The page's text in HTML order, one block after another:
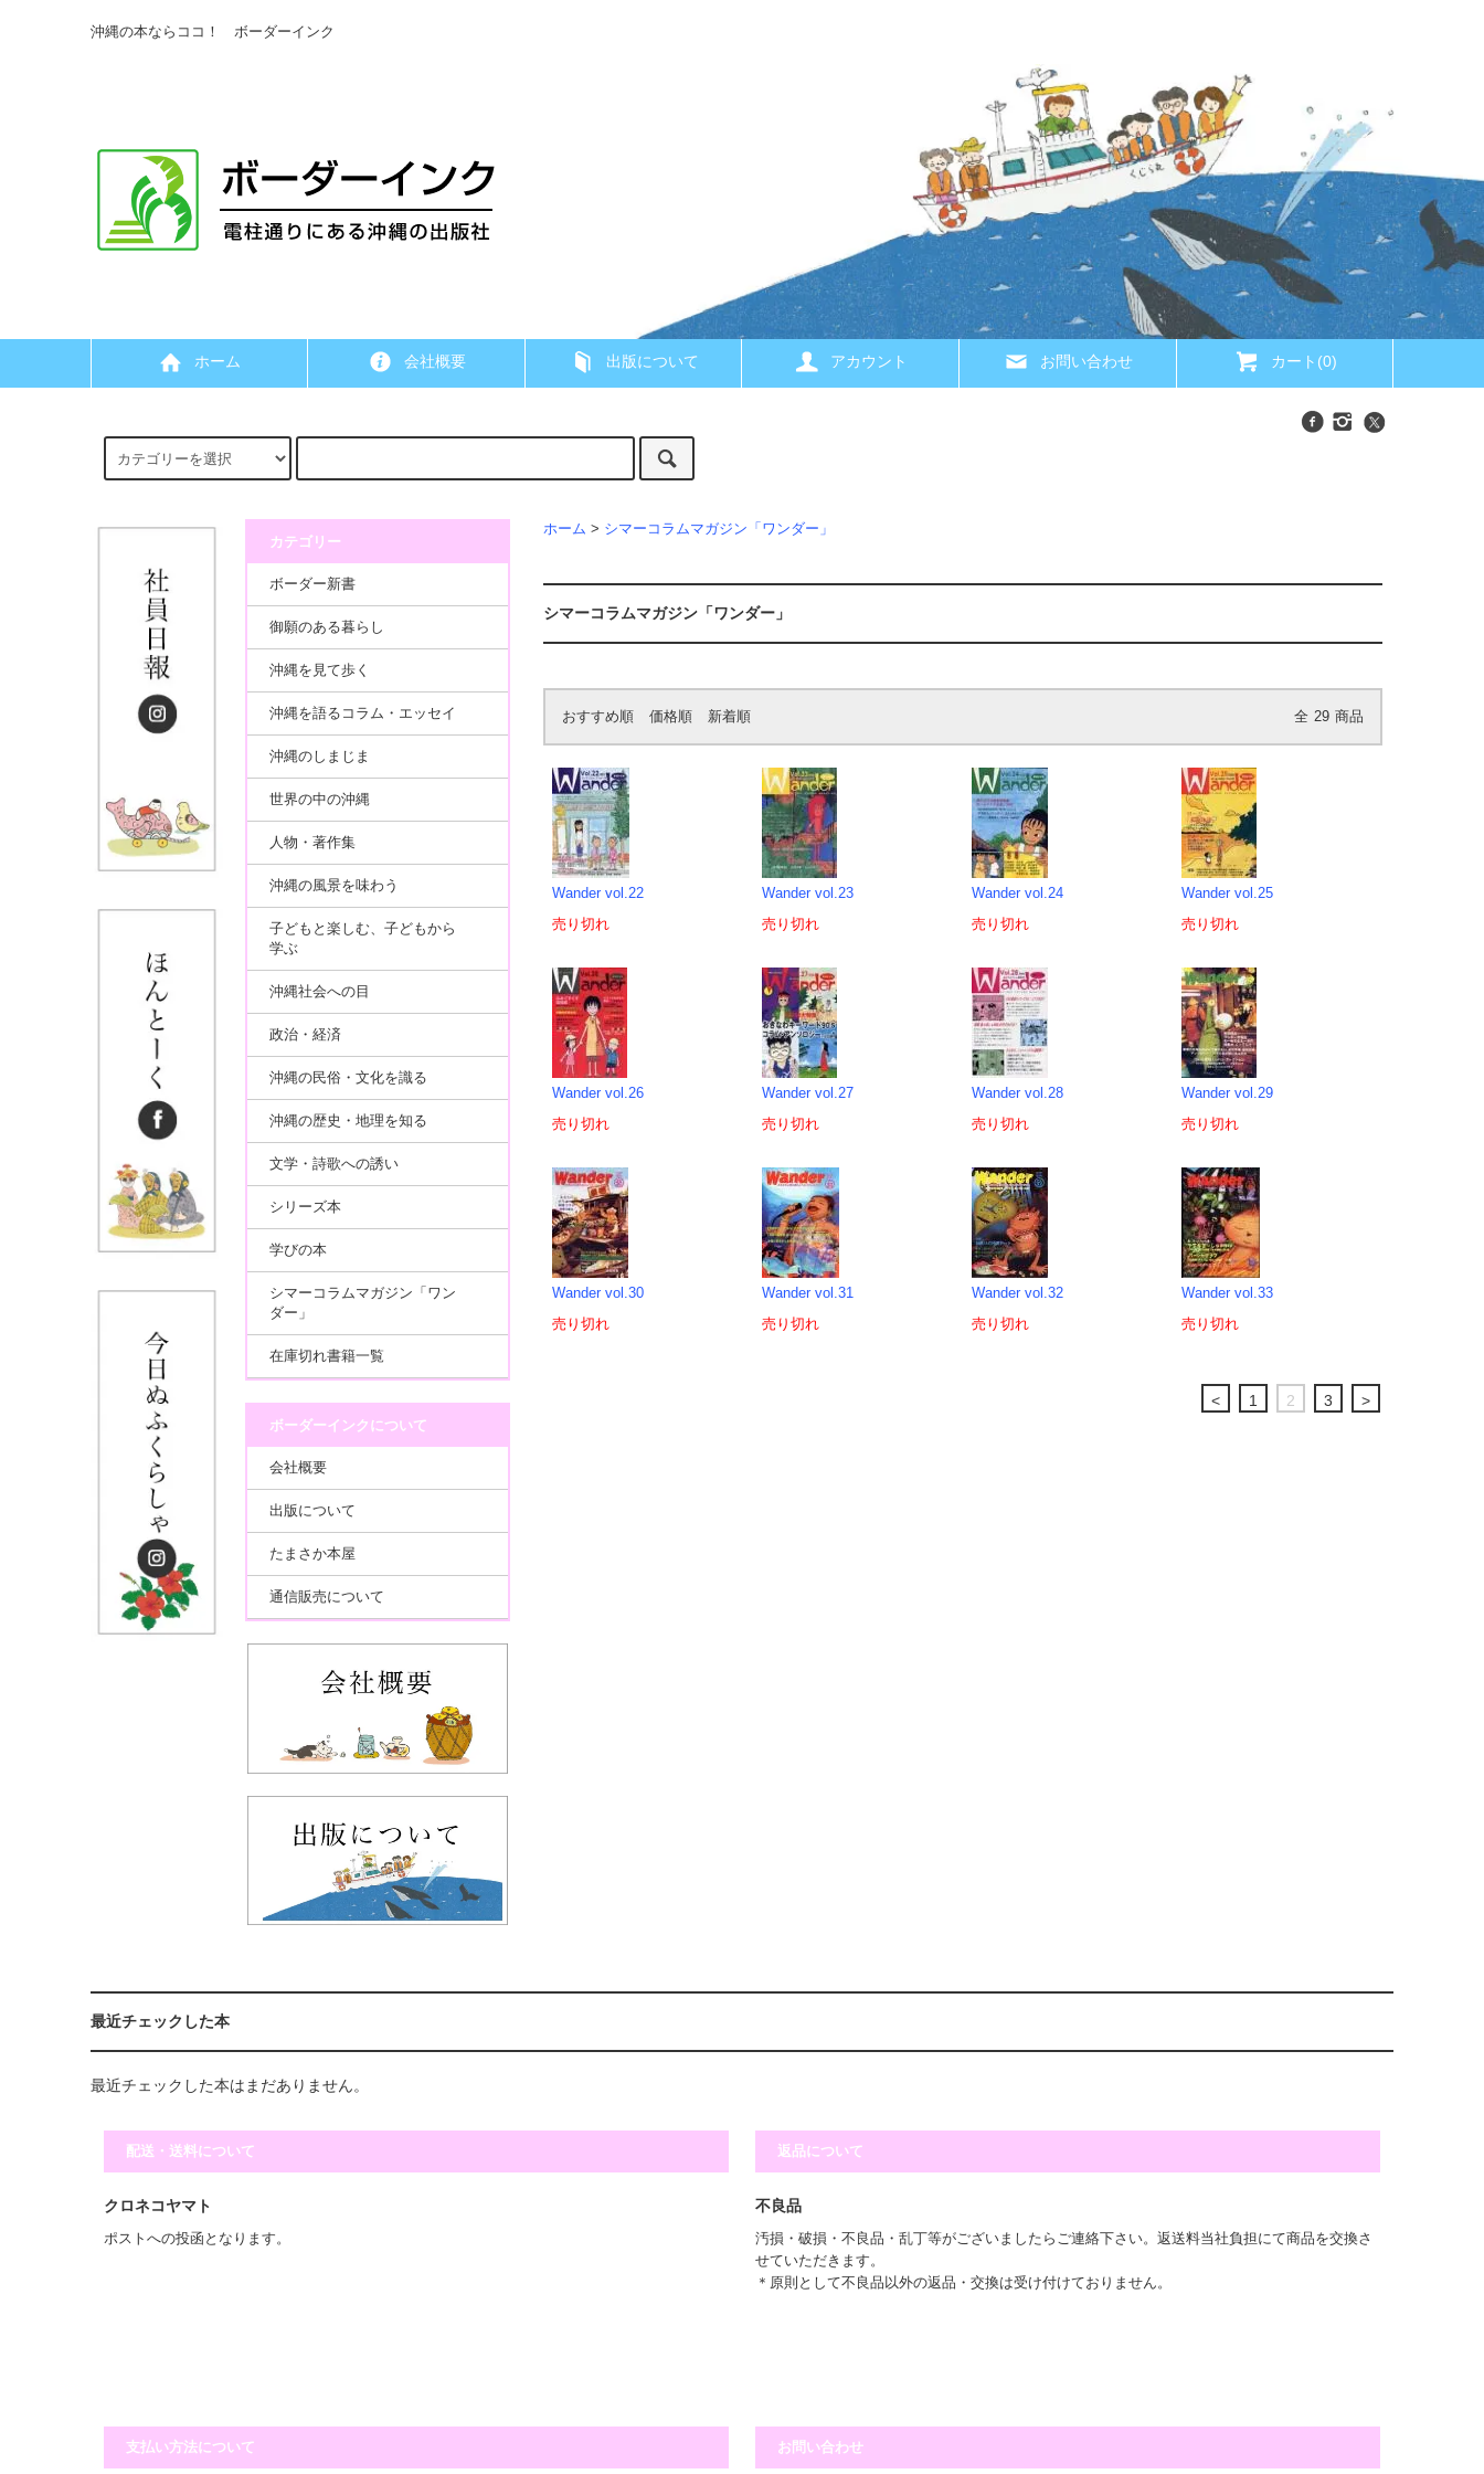
沖縄の本ならココ！ ボーダーインク
ホーム 会社概要 出版について アカウント お問い合わせ カート(0)
ホーム > シマーコラムマガジン「ワンダー」
シマーコラムマガジン「ワンダー」
おすすめ順 価格順 新着順 全 29 商品
Wander vol.22
売り切れ
Wander vol.23
売り切れ
Wander vol.24
売り切れ
Wander vol.25
売り切れ
Wander vol.26
売り切れ
Wander vol.27
売り切れ
Wander vol.28
売り切れ
Wander vol.29
売り切れ
Wander vol.30
売り切れ
Wander vol.31
売り切れ
Wander vol.32
売り切れ
Wander vol.33
売り切れ
< 1 2 3 >
カテゴリー
ボーダー新書
御願のある暮らし
沖縄を見て歩く
沖縄を語るコラム・エッセイ
沖縄のしまじま
世界の中の沖縄
人物・著作集
沖縄の風景を味わう
子どもと楽しむ、子どもから
学ぶ
沖縄社会への目
政治・経済
沖縄の民俗・文化を識る
沖縄の歴史・地理を知る
文学・詩歌への誘い
シリーズ本
学びの本
シマーコラムマガジン「ワン
ダー」
在庫切れ書籍一覧
ボーダーインクについて
会社概要
出版について
たまさか本屋
通信販売について
最近チェックした本
最近チェックした本はまだありません。
配送・送料について
クロネコヤマト
ポストへの投函となります。
返品について
不良品
汚損・破損・不良品・乱丁等がございましたらご連絡下さい。返送料当社負担にて商品を交換さ
せていただきます。
＊原則として不良品以外の返品・交換は受け付けておりません。
支払い方法について お問い合わせ